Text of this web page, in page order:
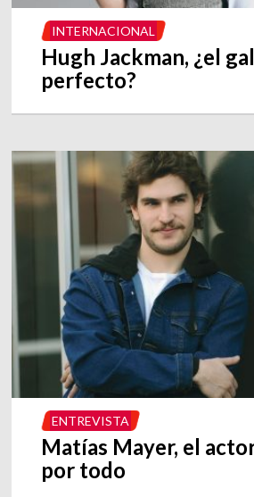
INTERNACIONAL
Hugh Jackman, ¿el
perfecto?
ENTREVISTA
Matías Mayer, el
por todo